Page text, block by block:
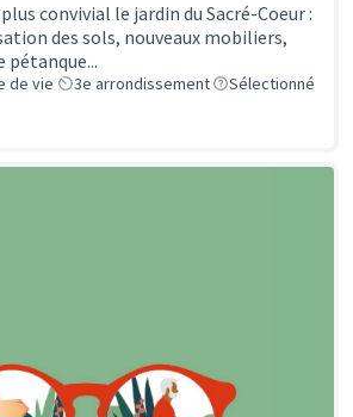
convivial le jardin du Sacré-Coeur :
des sols, nouveaux mobiliers,
pétanque...
de vie 3e arrondissement Sélectionné